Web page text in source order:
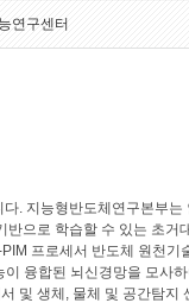
연구센터
. 지능형반도체연구본부
으로 학습할 수 있는 초거
프로세서 반도체 원천
융합된 뇌신경망을 모사
및 생체, 물체 및 공간탐지